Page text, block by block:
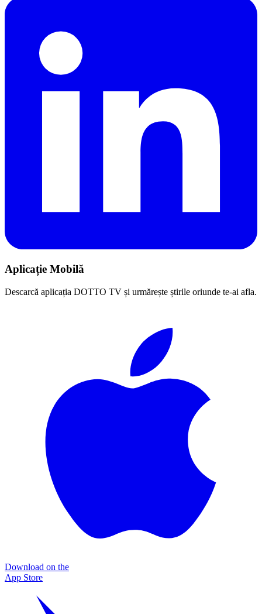
Aplicație Mobilă
Descarcă aplicația DOTTO TV și urmărește știrile oriunde te-ai afla.
Download on the
App Store